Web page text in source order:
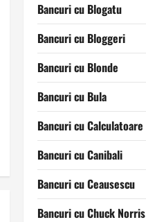
Bancuri cu Blogatu
Bancuri cu Bloggeri
Bancuri cu Blonde
Bancuri cu Bula
Bancuri cu Calculatoare
Bancuri cu Canibali
Bancuri cu Ceausescu
Bancuri cu Chuck Norris